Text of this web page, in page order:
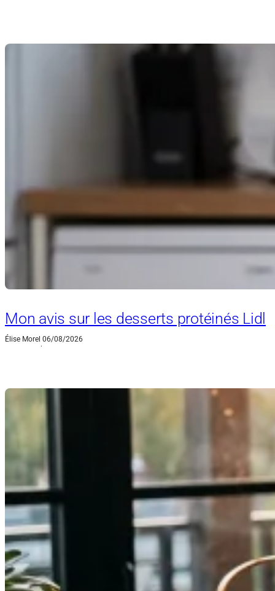
Mon avis sur les desserts protéinés Lidl
Élise Morel
·
06/08/2026